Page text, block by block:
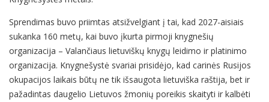
Sprendimas buvo priimtas atsižvelgiant į tai, kad 2027-aisiais
sukanka 160 metų, kai buvo įkurta pirmoji knygnešių
organizacija – Valančiaus lietuviškų knygų leidimo ir platinimo
organizacija. Knygnešystė svariai prisidėjo, kad carinės Rusijos
okupacijos laikais būtų ne tik išsaugota lietuviška raštija, bet ir
pažadintas daugelio Lietuvos žmonių poreikis skaityti ir kalbėti